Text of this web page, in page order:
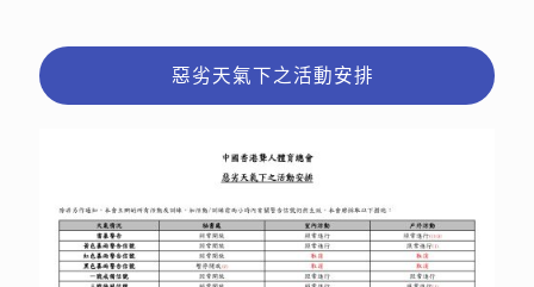
惡劣天氣下之活動安排